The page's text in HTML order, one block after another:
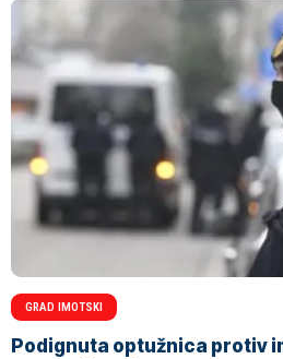
GRAD IMOTSKI
Podignuta optužnica protiv